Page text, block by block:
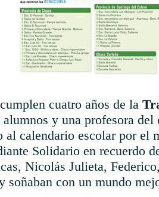
cuatro años de la
y una profesora del
al calendario escolar por el
Solidario en recuerdo
Nicolás Julieta,
soñaban con un mundo